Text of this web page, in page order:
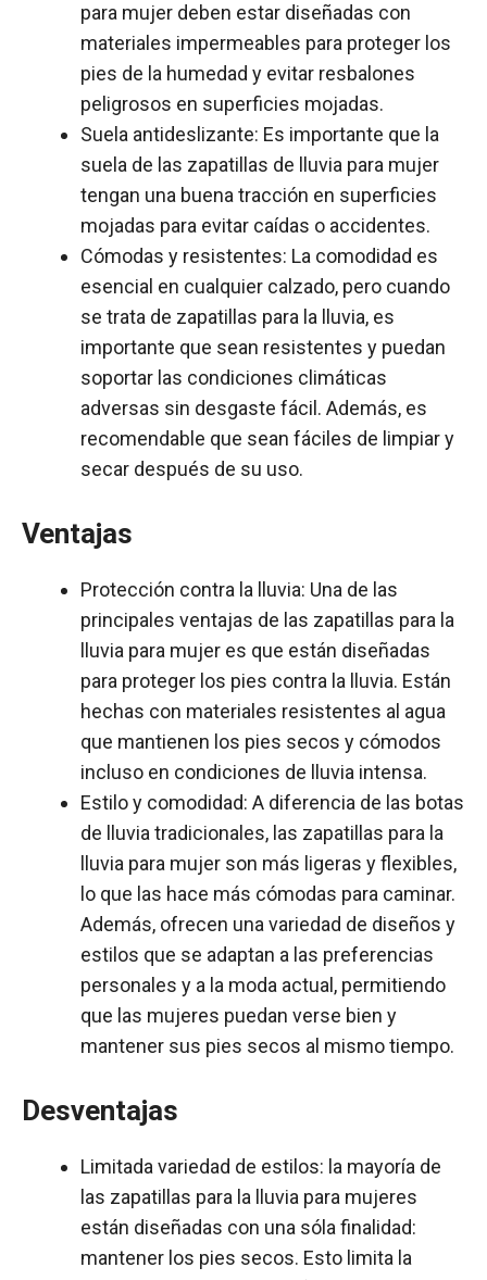
para mujer deben estar diseñadas con
materiales impermeables para proteger los
pies de la humedad y evitar resbalones
peligrosos en superficies mojadas.
Suela antideslizante: Es importante que la
suela de las zapatillas de lluvia para mujer
tengan una buena tracción en superficies
mojadas para evitar caídas o accidentes.
Cómodas y resistentes: La comodidad es
esencial en cualquier calzado, pero cuando
se trata de zapatillas para la lluvia, es
importante que sean resistentes y puedan
soportar las condiciones climáticas
adversas sin desgaste fácil. Además, es
recomendable que sean fáciles de limpiar y
secar después de su uso.
Ventajas
Protección contra la lluvia: Una de las
principales ventajas de las zapatillas para la
lluvia para mujer es que están diseñadas
para proteger los pies contra la lluvia. Están
hechas con materiales resistentes al agua
que mantienen los pies secos y cómodos
incluso en condiciones de lluvia intensa.
Estilo y comodidad: A diferencia de las botas
de lluvia tradicionales, las zapatillas para la
lluvia para mujer son más ligeras y flexibles,
lo que las hace más cómodas para caminar.
Además, ofrecen una variedad de diseños y
estilos que se adaptan a las preferencias
personales y a la moda actual, permitiendo
que las mujeres puedan verse bien y
mantener sus pies secos al mismo tiempo.
Desventajas
Limitada variedad de estilos: la mayoría de
las zapatillas para la lluvia para mujeres
están diseñadas con una sóla finalidad:
mantener los pies secos. Esto limita la